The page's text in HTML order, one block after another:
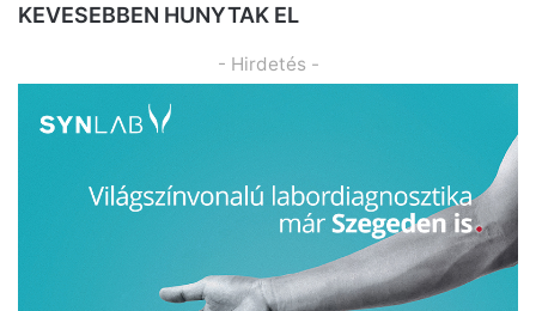
KEVESEBBEN HUNYTAK EL
- Hirdetés -